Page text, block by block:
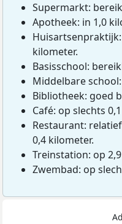
Supermarkt:
Apotheek: in 1,0
kilometer.
Basisschool:
Middelbare
Bibliotheek: goed
Café: op slechts
Restaurant:
0,4 kilometer.
Treinstation: op
Zwembad: op